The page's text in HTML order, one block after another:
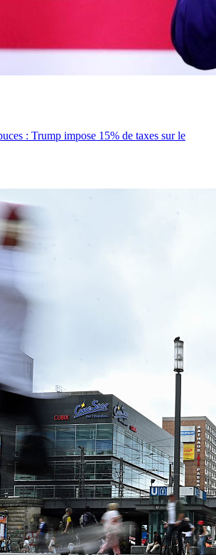
: Trump impose 15% de taxes sur le